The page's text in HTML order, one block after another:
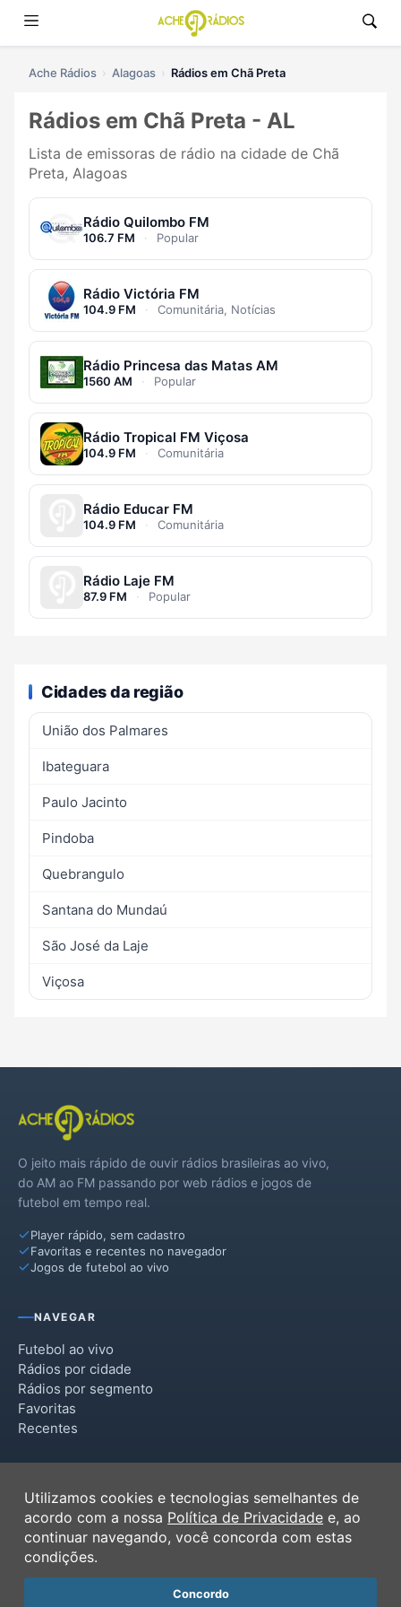
Ache Rádios Alagoas Rádios em Chã Preta
Rádios em Chã Preta - AL
Lista de emissoras de rádio na cidade de Chã
Preta, Alagoas
Rádio Quilombo FM
106.7 FM · Popular
Rádio Victória FM
104.9 FM · Comunitária, Notícias
Rádio Princesa das Matas AM
1560 AM · Popular
Rádio Tropical FM Viçosa
104.9 FM · Comunitária
Rádio Educar FM
104.9 FM · Comunitária
Rádio Laje FM
87.9 FM · Popular
Cidades da região
União dos Palmares
Ibateguara
Paulo Jacinto
Pindoba
Quebrangulo
Santana do Mundaú
São José da Laje
Viçosa
O jeito mais rápido de ouvir rádios brasileiras ao vivo,
do AM ao FM passando por web rádios e jogos de
futebol em tempo real.
Player rápido, sem cadastro
Favoritas e recentes no navegador
Jogos de futebol ao vivo
NAVEGAR
Futebol ao vivo
Rádios por cidade
Rádios por segmento
Favoritas
Recentes
Termos de Uso
Política de Privacidade
Ferramentas
Contato
Utilizamos cookies e tecnologias semelhantes de
acordo com a nossa Política de Privacidade e, ao
continuar navegando, você concorda com estas
condições.
Concordo